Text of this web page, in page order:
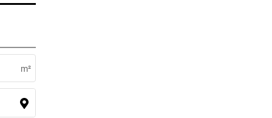
Stunde
Stunde
m²